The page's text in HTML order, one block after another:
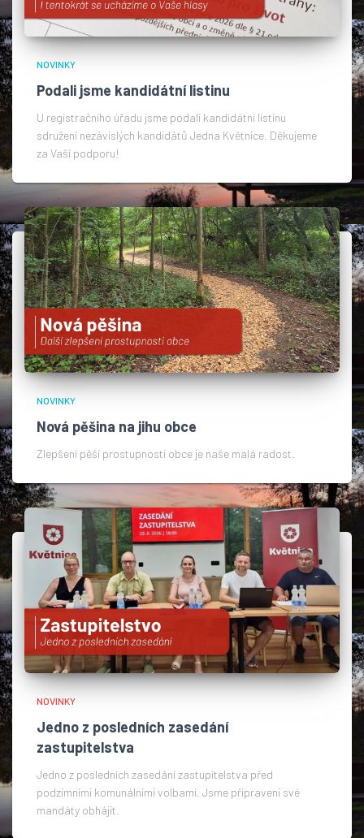
NOVINKY
Podali jsme kandidátní listinu
U registračního úřadu jsme podali kandidátní listinu
sdružení nezávislých kandidátů Jedna Květnice. Děkujeme
za Vaší podporu!
NOVINKY
Nová pěšina na jihu obce
Zlepšení pěší prostupnosti obce je naše malá radost.​
NOVINKY
Jedno z posledních zasedání
zastupitelstva
Jedno z posledních zasedání zastupitelstva před
podzimními komunálními volbami. Jsme připraveni své
mandáty obhájit.